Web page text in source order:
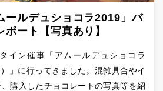
ールデュショコラ2019」バ
ート【写真あり】
イン催事「アムールデュショコラ
」に行ってきました。混雑具合やイ
購入したチョコレートの写真等を紹